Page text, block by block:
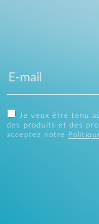
Je veux être tenu
des produits et des
acceptez notre